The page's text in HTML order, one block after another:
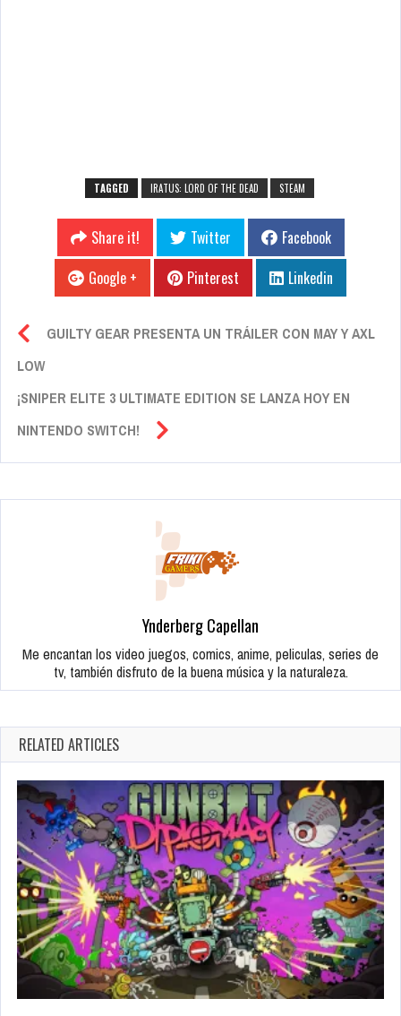
TAGGED IRATUS: LORD OF THE DEAD STEAM
Share it! Twitter
Facebook
Google +
Pinterest Linkedin
GUILTY GEAR PRESENTA UN TRÁILER CON MAY Y AXL
LOW
¡SNIPER ELITE 3 ULTIMATE EDITION SE LANZA HOY EN
NINTENDO SWITCH!
Ynderberg Capellan
Me encantan los video juegos, comics, anime, peliculas, series de
tv, también disfruto de la buena música y la naturaleza.
RELATED ARTICLES